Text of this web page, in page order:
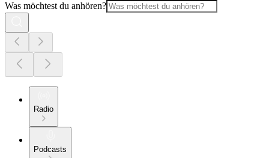
Was möchtest du anhören?
Radio
Podcasts